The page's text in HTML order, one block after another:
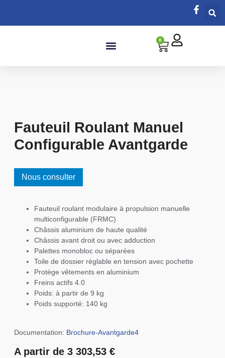
0
Fauteuil Roulant Manuel
Configurable Avantgarde
Nous consulter
Fauteuil roulant modulaire à propulsion manuelle
multiconfigurable (FRMC)
Châssis aluminium de haute qualité
Châssis avant droit ou avec adduction
Palettes monobloc ou séparées
Toile de dossier réglable en tension avec pochette
Protège vêtements en aluminium
Freins actifs 4.0
Poids: à partir de 9 kg
Poids supporté: 140 kg
Documentation: Brochure-Avantgarde4
A partir de 3 303,53 €